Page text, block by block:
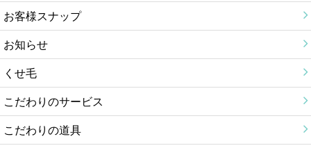
お客様スナップ
お知らせ
くせ毛
こだわりのサービス
こだわりの道具